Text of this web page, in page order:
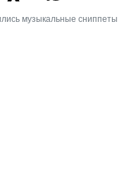
музыкальные сниппеты